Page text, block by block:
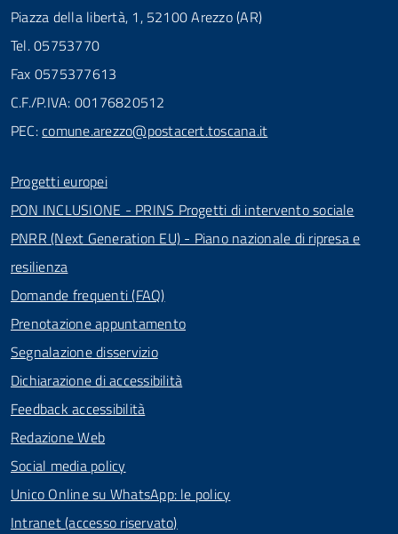
Piazza della libertà, 1, 52100 Arezzo (AR)
Tel. 05753770
Fax 0575377613
C.F./P.IVA: 00176820512
PEC:comune.arezzo@postacert.toscana.it
Progetti europei
PON INCLUSIONE - PRINS Progetti di intervento sociale
PNRR (Next Generation EU) - Piano nazionale di ripresa e
resilienza
Domande frequenti (FAQ)
Prenotazione appuntamento
Segnalazione disservizio
Dichiarazione di accessibilità
Feedback accessibilità
Redazione Web
Social media policy
Unico Online su WhatsApp: le policy
Intranet (accesso riservato)